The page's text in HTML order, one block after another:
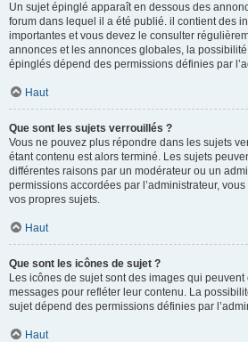
Un sujet épinglé apparaît en dessous des
forum dans lequel il a été publié. il contient des
importantes et vous devez le consulter
annonces et les annonces globales, la
épinglés dépend des permissions définies par
Haut
Que sont les sujets verrouillés ?
Vous ne pouvez plus répondre dans les sujets
étant contenu est alors terminé. Les sujets
différentes raisons par un modérateur ou un
permissions accordées par l’administrateur,
vos propres sujets.
Haut
Que sont les icônes de sujet ?
Les icônes de sujet sont des images qui
messages pour refléter leur contenu. La
sujet dépend des permissions définies par
Haut